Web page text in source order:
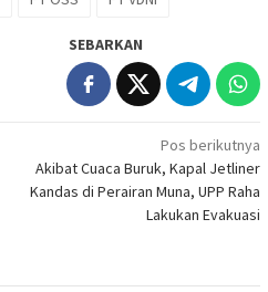
SEBARKAN
Pos berikutnya
Akibat Cuaca Buruk, Kapal Jetliner
Kandas di Perairan Muna, UPP Raha
Lakukan Evakuasi